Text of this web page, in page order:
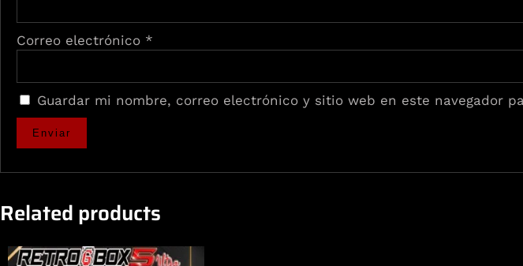
Correo electrónico *
Guardar mi nombre, correo electrónico y sitio web en este navegador
Related products